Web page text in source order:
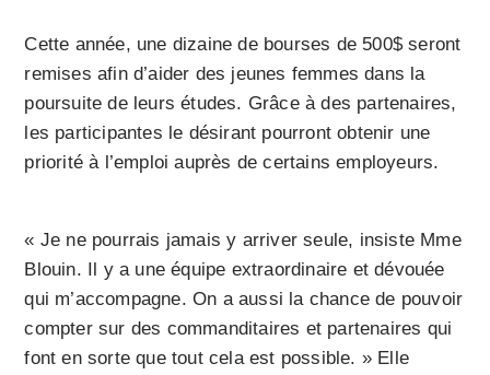
Cette année, une dizaine de bourses de 500$ seront
remises afin d’aider des jeunes femmes dans la
poursuite de leurs études. Grâce à des partenaires,
les participantes le désirant pourront obtenir une
priorité à l’emploi auprès de certains employeurs.
« Je ne pourrais jamais y arriver seule, insiste Mme
Blouin. Il y a une équipe extraordinaire et dévouée
qui m’accompagne. On a aussi la chance de pouvoir
compter sur des commanditaires et partenaires qui
font en sorte que tout cela est possible. » Elle